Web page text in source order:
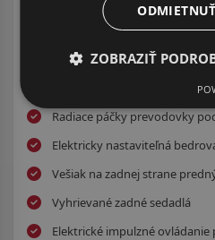
Dažďový senzor
Zatmavené sklá od B-stĺpika
Elektronický volič
Radiace páčky prevodovky
Elektricky nastaviteľná
Vešiak na zadnej strane
Vyhrievané zadné sedadlá
Elektrické impulzné ovládanie
ZOBRAZIŤ